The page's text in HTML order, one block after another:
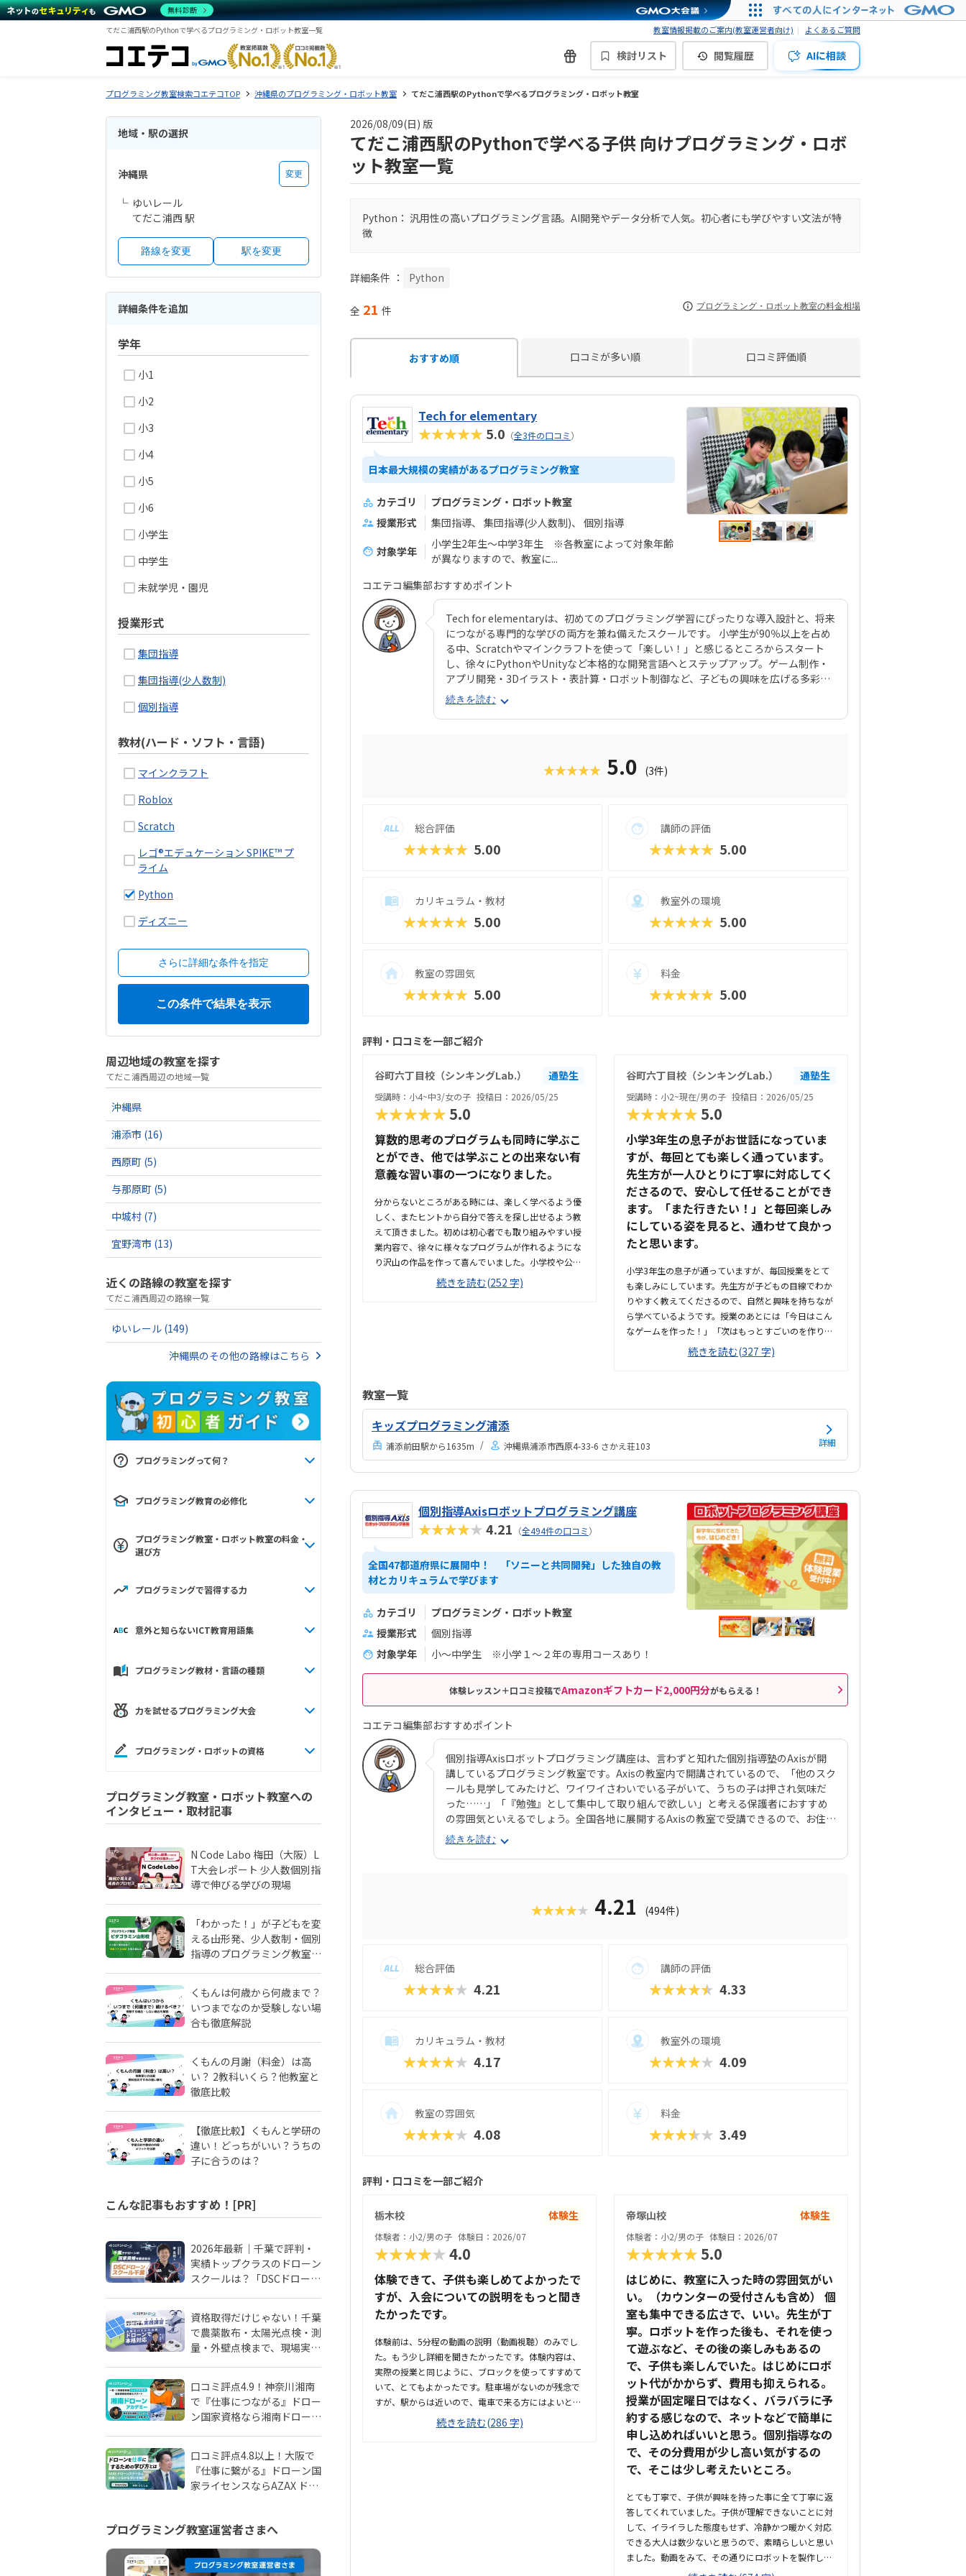
てだこ浦西駅のPythonで学べるプログラミング・ロボット教室一覧 教室情報掲載のご案内(教室運営者向け) よくあるご質問
検討リスト 閲覧履歴 AIに相談
プログラミング教室検索コエテコTOP 沖縄県のプログラミング・ロボット教室 てだこ浦西駅のPythonで学べるプログラミング・ロボット教室
地域・駅の選択
沖縄県 変更
ゆいレール
てだこ浦西 駅
路線を変更 駅を変更
詳細条件を追加
学年
小1
小2
小3
小4
小5
小6
小学生
中学生
未就学児・園児
授業形式
集団指導
集団指導(少人数制)
個別指導
教材(ハード・ソフト・言語)
マインクラフト
Roblox
Scratch
レゴ®エデュケーション SPIKE™ プ
ライム
Python
ディズニー
さらに詳細な条件を指定
周辺地域の教室を探す
てだこ浦西周辺の地域一覧
沖縄県
浦添市 (16)
西原町 (5)
与那原町 (5)
中城村 (7)
宜野湾市 (13)
近くの路線の教室を探す
てだこ浦西周辺の路線一覧
ゆいレール (149)
沖縄県のその他の路線はこちら
プログラミングって何？
プログラミング教育の必修化
プログラミング教室・ロボット教室の料金・
選び方
プログラミングで習得する力
意外と知らないICT教育用語集
プログラミング教材・言語の種類
力を試せるプログラミング大会
プログラミング・ロボットの資格
プログラミング教室・ロボット教室への
インタビュー・取材記事
N Code Labo 梅田（大阪）L
T大会レポート 少人数個別指
導で伸びる学びの現場
「わかった！」が子どもを変
える――山形発、少人数制・個別
指導のプログラミング教室
くもんは何歳から何歳まで？
いつまでなのか受験しない場
合も徹底解説
くもんの月謝（料金）は高
い？ 2教科いくら？他教室と
徹底比較
【徹底比較】くもんと学研の
違い！どっちがいい？うちの
子に合うのは？
こんな記事もおすすめ！[PR]
2026年最新｜千葉で評判・
実績トップクラスのドローン
スクールは？「DSCドローン
資格取得だけじゃない！千葉
で農薬散布・太陽光点検・測
量・外壁点検まで、現場実務
口コミ評点4.9！神奈川湘南
で『仕事につながる』ドロー
ン国家資格なら湘南ドローン
口コミ評点4.8以上！大阪で
『仕事に繋がる』ドローン国
家ライセンスならAZAX ドロ
プログラミング教室運営者さまへ
2026/08/09(日) 版
てだこ浦西駅のPythonで学べる子供 向けプログラミング・ロボ
ット教室一覧
Python： 汎用性の高いプログラミング言語。AI開発やデータ分析で人気。初心者にも学びやすい文法が特
徴
詳細条件 ： Python
全 21 件 プログラミング・ロボット教室の料金相場
おすすめ順 口コミが多い順 口コミ評価順
Tech for elementary
★★★★★ 5.0 （全3件の口コミ）
日本最大規模の実績があるプログラミング教室
カテゴリ
プログラミング・ロボット教室
授業形式
集団指導 集団指導(少人数制)
個別指導
対象学年
小学生2年生～中学3年生 ※各教室によって対象年齢
が異なりますので、教室に...
コエテコ編集部おすすめポイント
Tech for elementaryは、初めてのプログラミング学習にぴったりな導入設計と、将来
につながる専門的な学びの両方を兼ね備えたスクールです。 小学生が90％以上を占め
る中、Scratchやマインクラフトを使って「楽しい！」と感じるところからスタート
し、徐々にPythonやUnityなど本格的な開発言語へとステップアップ。ゲーム制作・
アプリ開発・3Dイラスト・表計算・ロボット制御など、子どもの興味を広げる多彩な2
7コースが用意されています。 全国250以上の教室に加え、オンライン対応の教室も20
以上あり、住んでいる地域を問わず学習できるのも強み。さらに、ジュニア・プログ
ラミング検定などで多数の合格者を輩出しており、子どもたちの“自信”や“目標達成の
続きを読む
★★★★★ 5.0 (3件)
総合評価
★★★★★ 5.00
講師の評価
★★★★★ 5.00
カリキュラム・教材
★★★★★ 5.00
教室外の環境
★★★★★ 5.00
教室の雰囲気
★★★★★ 5.00
料金
★★★★★ 5.00
評判・口コミを一部ご紹介
谷町六丁目校（シンキングLab.） 通塾生
受講時：小4~中3/女の子 投稿日：2026/05/25
★★★★★5.0
算数的思考のプログラムも同時に学ぶこ
とができ、他では学ぶことの出来ない有
意義な習い事の一つになりました。
分からないところがある時には、楽しく学べるよう優
しく、またヒントから自分で答えを探し出せるよう教
えて頂きました。初めは初心者でも取り組みやすい授
業内容で、徐々に様々なプログラムが作れるようにな
り沢山の作品を作って喜んでいました。小学校や公園
か近くにあり、人通りも多く安全で通いやすい場所で
す。最寄りも二駅あり、便利です。普段会うことのな
続きを読む(252 字)
谷町六丁目校（シンキングLab.） 通塾生
受講時：小2~現在/男の子 投稿日：2026/05/25
★★★★★5.0
小学3年生の息子がお世話になっていま
すが、毎回とても楽しく通っています。
先生方が一人ひとりに丁寧に対応してく
ださるので、安心して任せることができ
ます。「また行きたい！」と毎回楽しみ
にしている姿を見ると、通わせて良かっ
たと思います。
小学3年生の息子が通っていますが、毎回授業をとて
も楽しみにしています。先生方が子どもの目線でわか
りやすく教えてくださるので、自然と興味を持ちなが
ら学べているようです。授業のあとには「今日はこん
なゲームを作った！」「次はもっとすごいのを作りた
い！」と嬉しそうに話してくれ、子どもの成長を感じ
ています。安心して通わせられる教室です。段階的に
安心して通わせることができています。教室内は明る
す。パソコンや設備も整っていて、集中して学習に取
り組めている。授業内容や子どもの満足度を考える
続きを読む(327 字)
教室一覧
キッズプログラミング浦添
浦添前田駅から1635m 沖縄県浦添市西原4-33-6 さかえ荘103 詳細
個別指導Axisロボットプログラミング講座
★★★★★4.21 （全494件の口コミ）
全国47都道府県に展開中！ 「ソニーと共同開発」した独自の教
材とカリキュラムで学びます
カテゴリ
プログラミング・ロボット教室
授業形式
個別指導
対象学年
小～中学生 ※小学１～２年の専用コースあり！
体験レッスン＋口コミ投稿でAmazonギフトカード2,000円分がもらえる！
コエテコ編集部おすすめポイント
個別指導Axisロボットプログラミング講座は、言わずと知れた個別指導塾のAxisが開
講しているプログラミング教室です。Axisの教室内で開講されているので、「他のスク
ールも見学してみたけど、ワイワイさわいでいる子がいて、うちの子は押され気味だ
った……」「『勉強』として集中して取り組んで欲しい」と考える保護者におすすめ
の雰囲気といえるでしょう。全国各地に展開するAxisの教室で受講できるので、お住ま
いの近くでも通いやすい環境が見つかります。教材は運営会社のワオ・コーポレーシ
ョンとソニー・グローバルエデュケーションが共同開発したロボット、KOOV®︎（クー
ブ）。半透明のカラフルなブロックを組み合わせながらロボットを組み立てていくの
プログラミング言語「Python（パイソン）」を学べるマスターコースも用意されてい
＋テキスト費2,860円（80分×月2回）、マスターコースは11,000円＋教材費2,640円
＋テキスト費2,860円（80分×月2回）。年に1度のテキスト費以外、追加料金もかか
りません。明確な料金体系と通いやすさ、ある程度「勉強」の雰囲気を重視する方に
続きを読む
★★★★★ 4.21 (494件)
総合評価
★★★★★ 4.21
講師の評価
★★★★★ 4.33
カリキュラム・教材
★★★★★ 4.17
教室外の環境
★★★★★ 4.09
教室の雰囲気
★★★★★ 4.08
料金
★★★★★ 3.49
評判・口コミを一部ご紹介
栃木校 体験生
体験者：小2/男の子 体験日：2026/07
★★★★★4.0
体験できて、子供も楽しめてよかったで
すが、入会についての説明をもっと聞き
たかったです。
体験前は、5分程の動画の説明（動画視聴）のみでし
た。もう少し詳細を聞きたかったです。体験内容は、
実際の授業と同じように、ブロックを使ってすすめて
いて、とてもよかったです。駐車場がないのが残念で
すが、駅からは近いので、電車で来る方にはよいと思
います。駐輪場はあるようです。教室の雰囲気は、個
室なので他の様子はわからないです。いくつか部屋が
続きを読む(286 字)
帝塚山校 体験生
体験者：小2/男の子 体験日：2026/07
★★★★★5.0
はじめに、教室に入った時の雰囲気がい
い。（カウンターの受付さんも含め） 個
室も集中できる広さで、いい。先生が丁
寧。ロボットを作った後も、それを使っ
て遊ぶなど、その後の楽しみもあるの
で、子供も楽しんでいた。はじめにロボ
ット代がかからず、費用も抑えられる。
授業が固定曜日ではなく、バラバラに予
約する感じなので、ネットなどで簡単に
申し込めればいいと思う。個別指導なの
で、その分費用が少し高い気がするの
で、そこは少し考えたいところ。
とても丁寧で、子供が興味を持った事に全て丁寧に返
答してくれていました。子供が理解できないことに対
して、イライラした態度もせず、冷静かつ暖かく対応
できる大人は数少ないと思うので、素晴らしいと思い
ました。動画をみて、その通りにロボットを製作して
行くと言う感じでした。ロボットは教室でレンタルで
無料診断